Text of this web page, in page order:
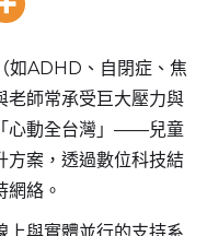
如ADHD、自閉症、焦
老師常承受巨大壓力與
心動全台灣」——兒童
方案，透過數位科技結
絡。